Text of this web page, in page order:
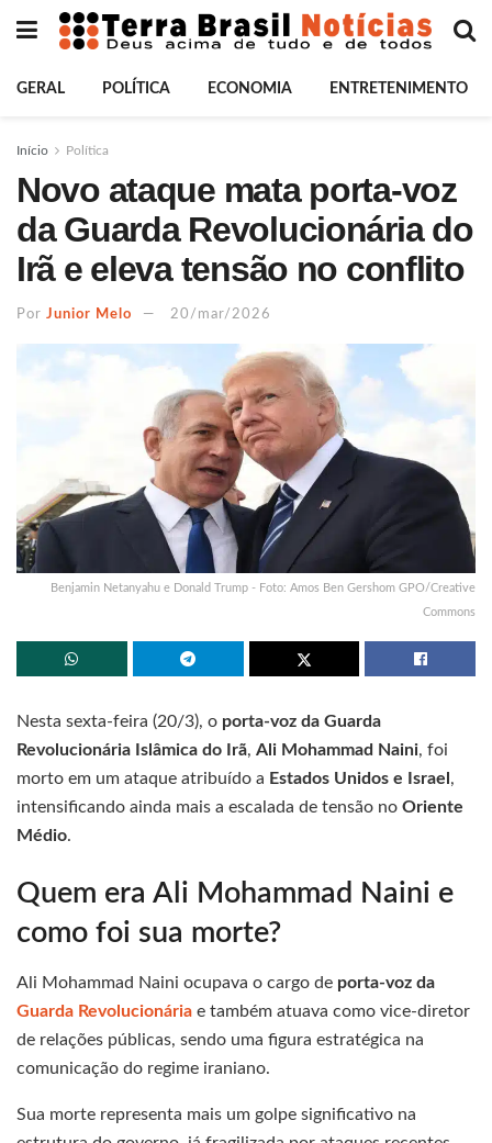
GERAL POLÍTICA ECONOMIA ENTRETENIMENTO
Início Política
Novo ataque mata porta-voz
da Guarda Revolucionária do
Irã e eleva tensão no conflito
Por Junior Melo 20/mar/2026
Benjamin Netanyahu e Donald Trump - Foto: Amos Ben Gershom GPO/Creative
Commons
Nesta sexta-feira (20/3), o porta-voz da Guarda
Revolucionária Islâmica do Irã, Ali Mohammad Naini, foi
morto em um ataque atribuído a Estados Unidos e Israel ,
intensificando ainda mais a escalada de tensão no Oriente
Médio.
Quem era Ali Mohammad Naini e
como foi sua morte?
Ali Mohammad Naini ocupava o cargo de porta-voz da
Guarda Revolucionária e também atuava como vice-diretor
de relações públicas, sendo uma figura estratégica na
comunicação do regime iraniano.
Sua morte representa mais um golpe significativo na